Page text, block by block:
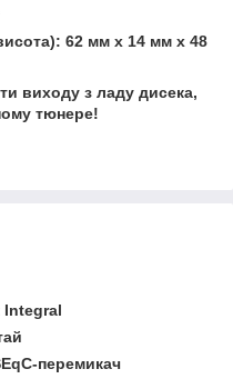
62 мм x 14 мм x 48
виходу з ладу дисека,
тюнере!
Integral
перемикач